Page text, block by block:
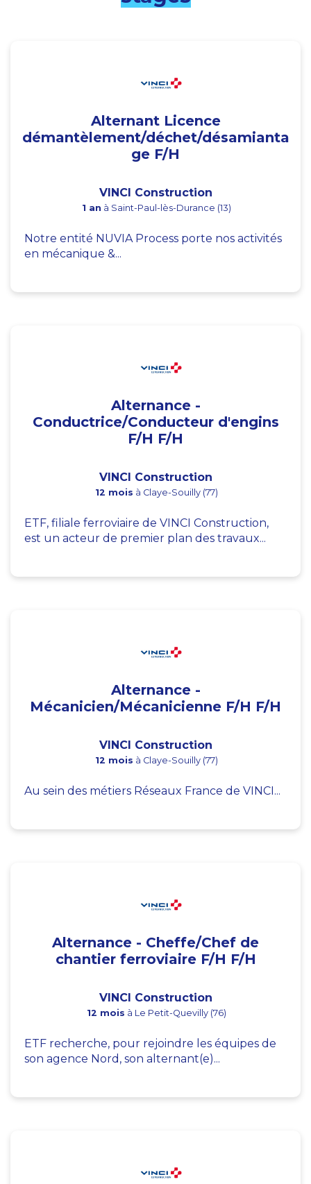
Alternant Licence
démantèlement/déchet/désamianta
ge F/H
VINCI Construction
1 an à Saint-Paul-lès-Durance (13)
Notre entité NUVIA Process porte nos activités
en mécanique &...
Alternance -
Conductrice/Conducteur d'engins
F/H F/H
VINCI Construction
12 mois à Claye-Souilly (77)
ETF, filiale ferroviaire de VINCI Construction,
est un acteur de premier plan des travaux...
Alternance -
Mécanicien/Mécanicienne F/H F/H
VINCI Construction
12 mois à Claye-Souilly (77)
Au sein des métiers Réseaux France de VINCI...
Alternance - Cheffe/Chef de
chantier ferroviaire F/H F/H
VINCI Construction
12 mois à Le Petit-Quevilly (76)
ETF recherche, pour rejoindre les équipes de
son agence Nord, son alternant(e)...